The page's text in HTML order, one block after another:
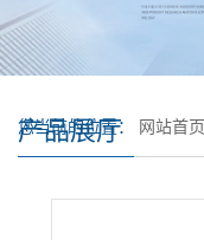
产品展厅
您当前的位置： 网站首页